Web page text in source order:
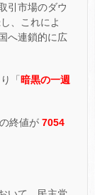
引市場のダウ
、これによ
へ連鎖的に広
「 暗黒の一週
終値が 7054